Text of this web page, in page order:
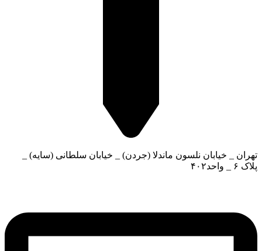
تهران _ خیابان نلسون ماندلا (جردن) _ خیابان سلطانی (سایه) _
پلاک ۶ _ واحد۴۰۲